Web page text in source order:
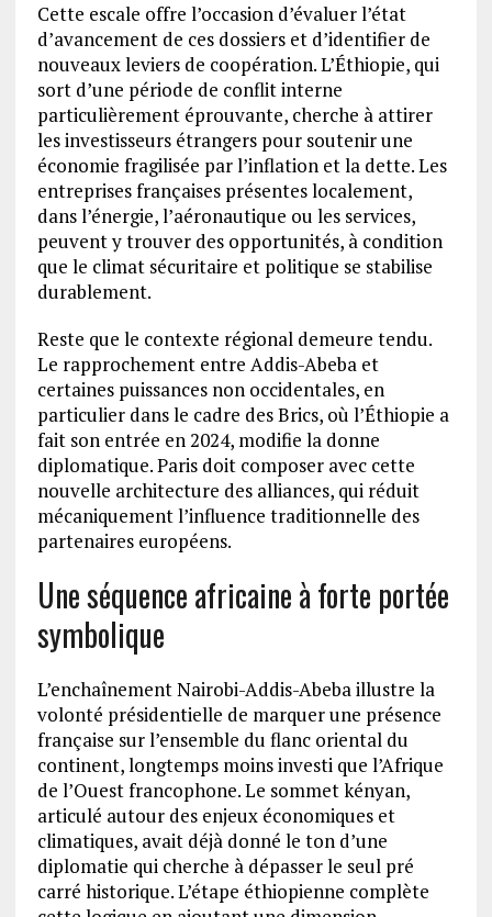
Cette escale offre l’occasion d’évaluer l’état
d’avancement de ces dossiers et d’identifier de
nouveaux leviers de coopération. L’Éthiopie, qui
sort d’une période de conflit interne
particulièrement éprouvante, cherche à attirer
les investisseurs étrangers pour soutenir une
économie fragilisée par l’inflation et la dette. Les
entreprises françaises présentes localement,
dans l’énergie, l’aéronautique ou les services,
peuvent y trouver des opportunités, à condition
que le climat sécuritaire et politique se stabilise
durablement.
Reste que le contexte régional demeure tendu.
Le rapprochement entre Addis-Abeba et
certaines puissances non occidentales, en
particulier dans le cadre des Brics, où l’Éthiopie a
fait son entrée en 2024, modifie la donne
diplomatique. Paris doit composer avec cette
nouvelle architecture des alliances, qui réduit
mécaniquement l’influence traditionnelle des
partenaires européens.
Une séquence africaine à forte portée
symbolique
L’enchaînement Nairobi-Addis-Abeba illustre la
volonté présidentielle de marquer une présence
française sur l’ensemble du flanc oriental du
continent, longtemps moins investi que l’Afrique
de l’Ouest francophone. Le sommet kényan,
articulé autour des enjeux économiques et
climatiques, avait déjà donné le ton d’une
diplomatie qui cherche à dépasser le seul pré
carré historique. L’étape éthiopienne complète